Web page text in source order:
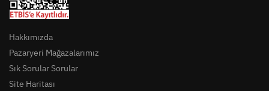
Hakkımızda
Pazaryeri Mağazalarımız
Sık Sorular Sorular
Site Haritası